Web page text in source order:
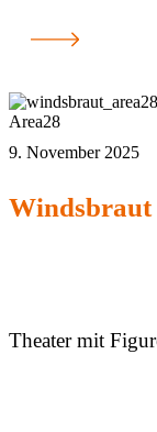
Area28
9. November 2025
Windsbraut
Theater mit